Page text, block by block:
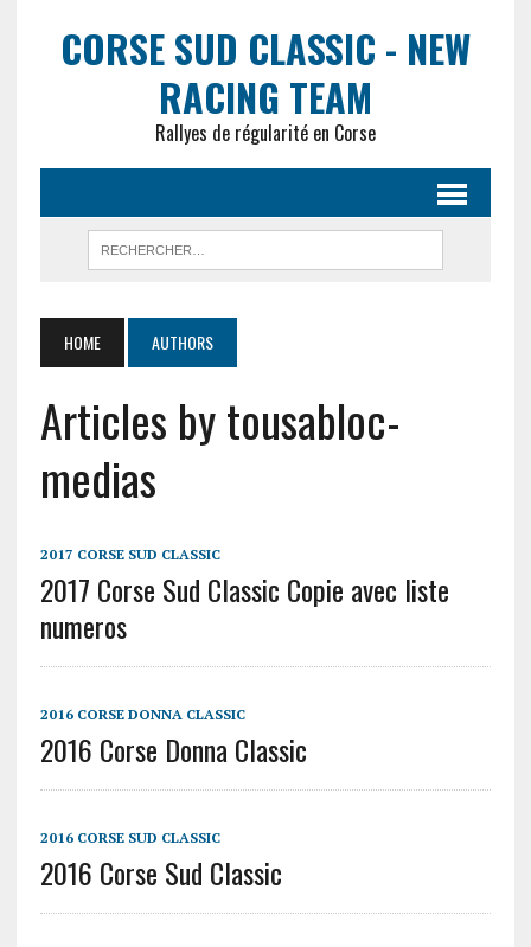
CORSE SUD CLASSIC - NEW
RACING TEAM
Rallyes de régularité en Corse
HOME AUTHORS
Articles by tousabloc-
medias
2017 CORSE SUD CLASSIC
2017 Corse Sud Classic Copie avec liste
numeros
2016 CORSE DONNA CLASSIC
2016 Corse Donna Classic
2016 CORSE SUD CLASSIC
2016 Corse Sud Classic